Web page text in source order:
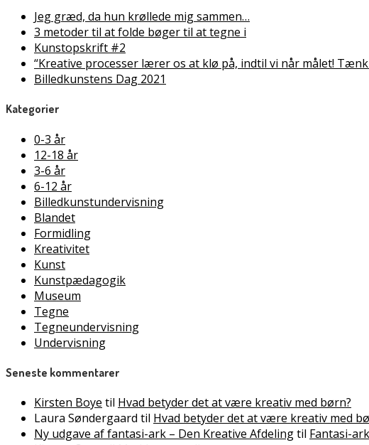
Jeg græd, da hun krøllede mig sammen…
3 metoder til at folde bøger til at tegne i
Kunstopskrift #2
“Kreative processer lærer os at klø på, indtil vi når målet!
Billedkunstens Dag 2021
Kategorier
0-3 år
12-18 år
3-6 år
6-12 år
Billedkunstundervisning
Blandet
Formidling
Kreativitet
Kunst
Kunstpædagogik
Museum
Tegne
Tegneundervisning
Undervisning
Seneste kommentarer
Kirsten Boye til Hvad betyder det at være kreativ med børn?
Laura Søndergaard til Hvad betyder det at være kreativ med
Ny udgave af fantasi-ark – Den Kreative Afdelingtil Fantasi-